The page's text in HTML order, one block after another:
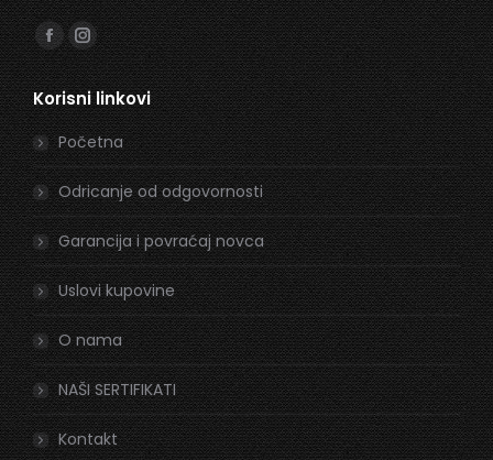
Find us on:
Facebook
page
opens
in
new
window
Instagram
page
opens
in
new
window
Korisni linkovi
Početna
Odricanje od odgovornosti
Garancija i povraćaj novca
Uslovi kupovine
O nama
NAŠI SERTIFIKATI
Kontakt